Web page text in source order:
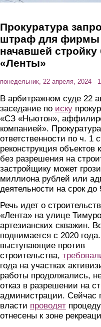
Прокуратура
штраф для фирмы
начавшей стройку
«Ленты»
понедельник, 22 апреля, 2024 -
В арбитражном суде 22
заседание по иску
«СЗ «Ньютон»,
компанией». Прокуратура
ответственности по ч. 1
реконструкция объектов
без разрешения на
застройщику может
миллиона рублей или
деятельности на срок до
Речь идет о
«Лента» на улице
артезианских скважин.
поднимается с 2020
выступающие против
строительства,
года на участках
работы продолжались,
отказ в разрешении на
администрации. Сейчас
власти проводят
отнесены к зоне